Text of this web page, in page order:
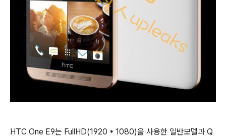
HTC One E9는 FullHD(1920 * 1080)을 사용한 일반모델과 Q